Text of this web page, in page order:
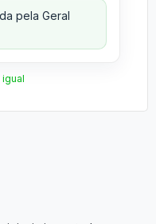
pela Geral